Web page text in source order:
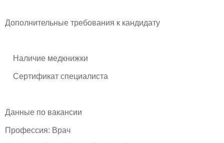
Дополнительные требования к кандидату
Наличие медкнижки
Сертификат специалиста
Данные по вакансии
Профессия: Врач